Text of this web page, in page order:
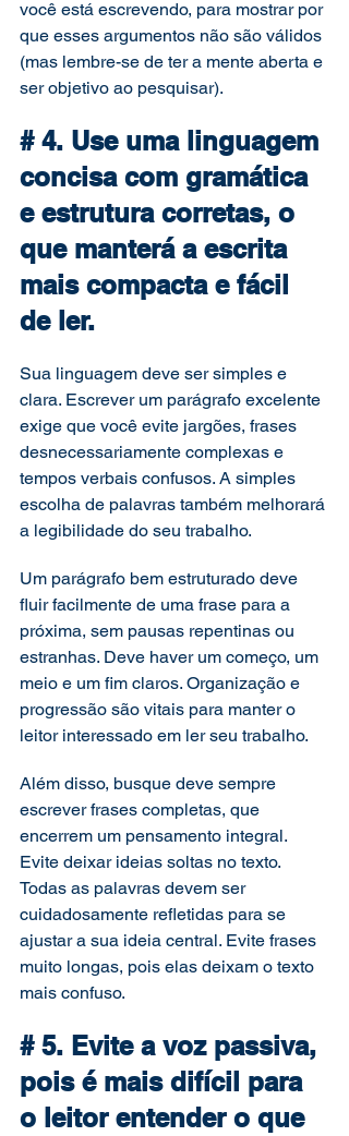
você está escrevendo, para mostrar por
que esses argumentos não são válidos
(mas lembre-se de ter a mente aberta e
ser objetivo ao pesquisar).
# 4. Use uma linguagem
concisa com gramática
e estrutura corretas, o
que manterá a escrita
mais compacta e fácil
de ler.
Sua linguagem deve ser simples e
clara. Escrever um parágrafo excelente
exige que você evite jargões, frases
desnecessariamente complexas e
tempos verbais confusos. A simples
escolha de palavras também melhorará
a legibilidade do seu trabalho.
Um parágrafo bem estruturado deve
fluir facilmente de uma frase para a
próxima, sem pausas repentinas ou
estranhas. Deve haver um começo, um
meio e um fim claros. Organização e
progressão são vitais para manter o
leitor interessado em ler seu trabalho.
Além disso, busque deve sempre
escrever frases completas, que
encerrem um pensamento integral.
Evite deixar ideias soltas no texto.
Todas as palavras devem ser
cuidadosamente refletidas para se
ajustar a sua ideia central. Evite frases
muito longas, pois elas deixam o texto
mais confuso.
# 5. Evite a voz passiva,
pois é mais difícil para
o leitor entender o que